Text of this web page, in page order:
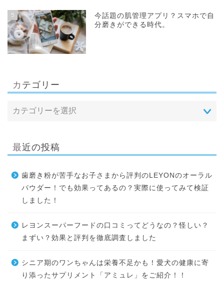
5
今話題の肌管理アプリ？スマホで自
分磨きができる時代。
カテゴリー
最近の投稿
歯磨き粉が苦手なお子さまから評判のLEYONのオーラル
パウダー！でも効果ってあるの？実際に使ってみて検証
しました！
レヨンスーパーフードの口コミってどうなの？怪しい？
まずい？効果と評判を徹底調査しました
シニア期のワンちゃんは栄養不足かも！愛犬の健康に寄
り添ったサプリメント「アミュレ」をご紹介！！